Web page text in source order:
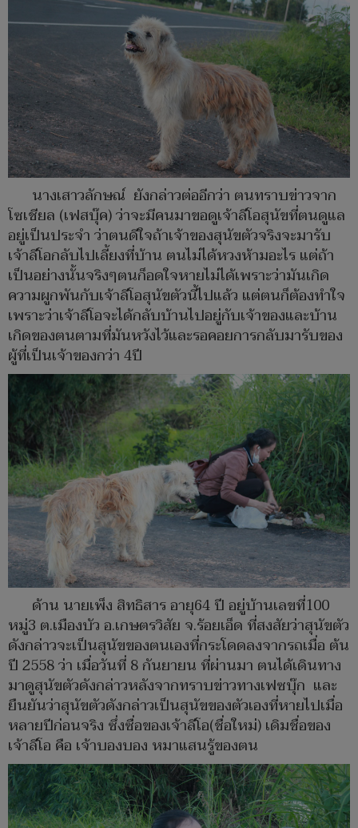
นางเสาวลักษณ์ ยังกล่าวต่ออีกว่า ตนทราบข่าวจาก
โซเชียล (เฟสบุ๊ค) ว่าจะมีคนมาขอดูเจ้าลีโอสุนัขที่ตนดูแล
อยู่เป็นประจำ ว่าตนดีใจถ้าเจ้าของสุนัขตัวจริงจะมารับ
เจ้าลีโอกลับไปเลี้ยงที่บ้าน ตนไม่ได้หวงห้ามอะไร แต่ถ้า
เป็นอย่างนั้นจริงๆตนก็อดใจหายไม่ได้เพราะว่ามันเกิด
ความผูกพันกับเจ้าลีโอสุนัขตัวนี้ไปแล้ว แต่ตนก็ต้องทำใจ
เพราะว่าเจ้าลีโอจะได้กลับบ้านไปอยู่กับเจ้าของและบ้าน
เกิดของตนตามที่มันหวังไว้และรอคอยการกลับมารับของ
ผู้ที่เป็นเจ้าของกว่า 4ปี
ด้าน นายเพ็ง สิทธิสาร อายุ64 ปี อยู่บ้านเลขที่100
หมู่3 ต.เมืองบัว อ.เกษตรวิสัย จ.ร้อยเอ็ด ที่สงสัยว่าสุนัขตัว
ดังกล่าวจะเป็นสุนัขของตนเองที่กระโดดลงจากรถเมื่อ ต้น
ปี 2558 ว่า เมื่อวันที่ 8 กันยายน ที่ผ่านมา ตนได้เดินทาง
มาดูสุนัขตัวดังกล่าวหลังจากทราบข่าวทางเฟซบุ๊ก และ
ยืนยันว่าสุนัขตัวดังกล่าวเป็นสุนัขของตัวเองที่หายไปเมื่อ
หลายปีก่อนจริง ซึ่งซื่อของเจ้าลีโอ(ชื่อใหม่) เดิมชื่อของ
เจ้าลีโอ คือ เจ้าบองบอง หมาแสนรู้ของตน